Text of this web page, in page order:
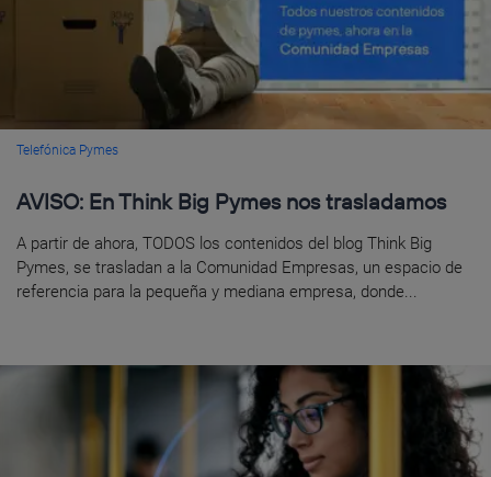
Telefónica Pymes
AVISO: En Think Big Pymes nos trasladamos
A partir de ahora, TODOS los contenidos del blog Think Big
Pymes, se trasladan a la Comunidad Empresas, un espacio de
referencia para la pequeña y mediana empresa, donde...